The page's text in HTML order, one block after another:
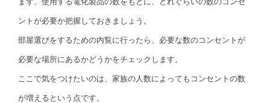
ントが必要か把握しておきましょう。
部屋選びをするための内覧に行ったら、必要な数のコンセントが
必要な場所にあるかどうかをチェックします。
ここで気をつけたいのは、家族の人数によってもコンセントの数
が増えるという点です。